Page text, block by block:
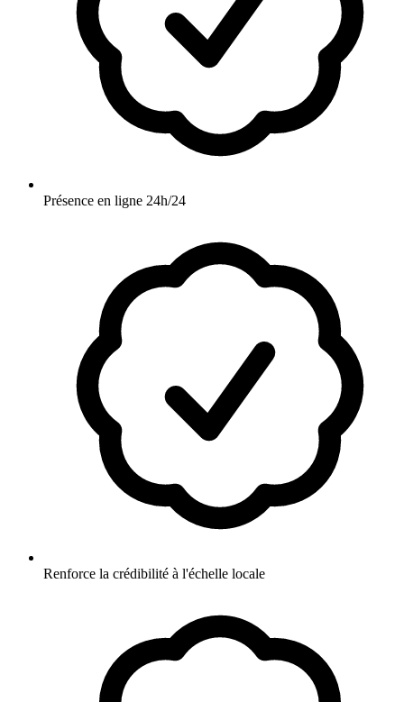
Présence en ligne 24h/24
Renforce la crédibilité à l'échelle locale